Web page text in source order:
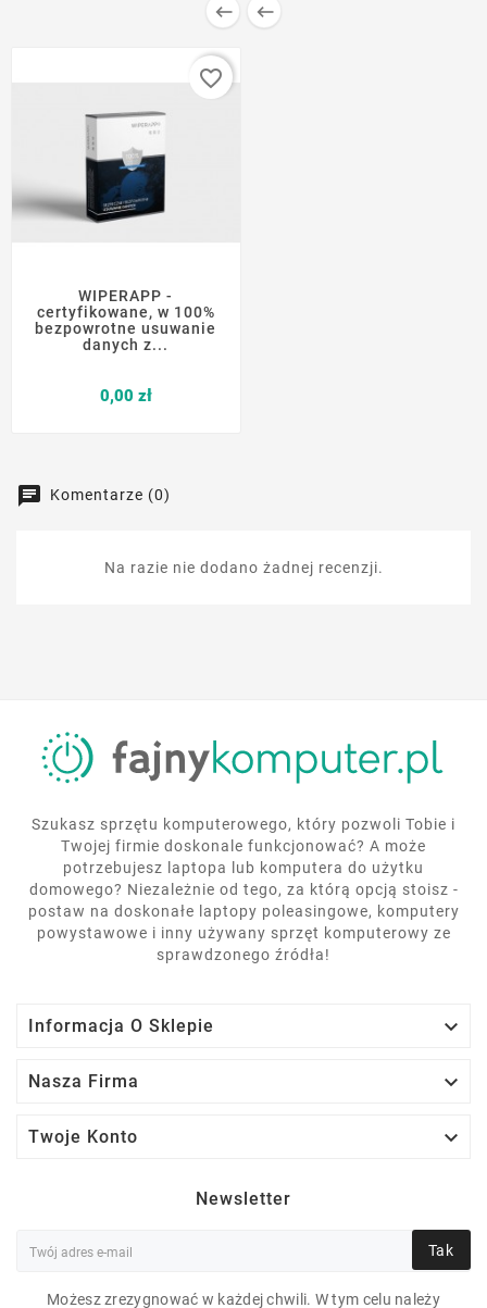
 
WIPERAPP -
certyfikowane, w 100%
bezpowrotne usuwanie
danych z...
0,00 złCena
favorite_border
Komentarze (0)
Na razie nie dodano żadnej recenzji.
Szukasz sprzętu komputerowego, który pozwoli Tobie i
Twojej firmie doskonale funkcjonować? A może
potrzebujesz laptopa lub komputera do użytku
domowego? Niezależnie od tego, za którą opcją stoisz -
postaw na doskonałe laptopy poleasingowe, komputery
powystawowe i inny używany sprzęt komputerowy ze
sprawdzonego źródła!
Informacja O Sklepie 
Nasza Firma 
Twoje Konto 
Newsletter
Tak
Możesz zrezygnować w każdej chwili. W tym celu należy